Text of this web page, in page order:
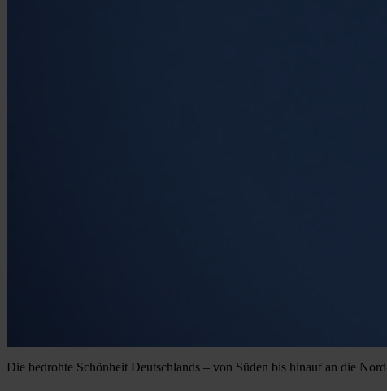
Die bedrohte Schönheit Deutschlands – von Süden bis hinauf an die